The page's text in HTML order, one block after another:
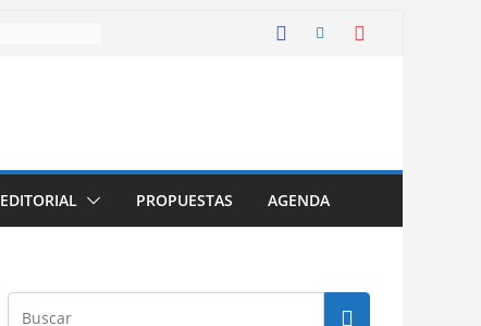
EDITORIAL PROPUESTAS AGENDA